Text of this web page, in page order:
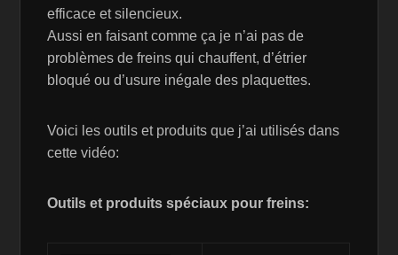
efficace et silencieux.
Aussi en faisant comme ça je n’ai pas de
problèmes de freins qui chauffent, d’étrier
bloqué ou d’usure inégale des plaquettes.
Voici les outils et produits que j’ai utilisés dans
cette vidéo:
Outils et produits spéciaux pour freins: